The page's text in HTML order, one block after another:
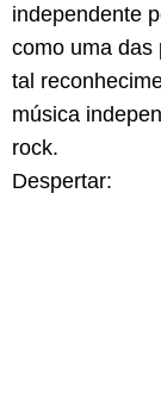
independente
como uma das
tal
música
rock.
Despertar: